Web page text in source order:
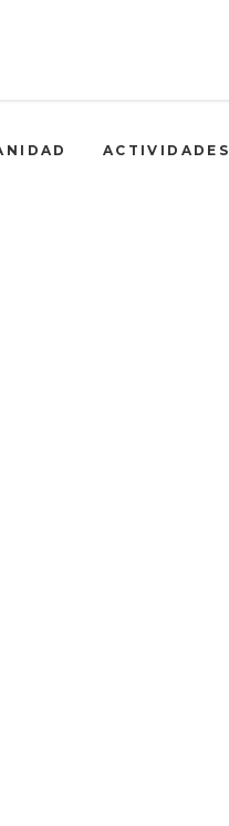
ACTIVIDADES